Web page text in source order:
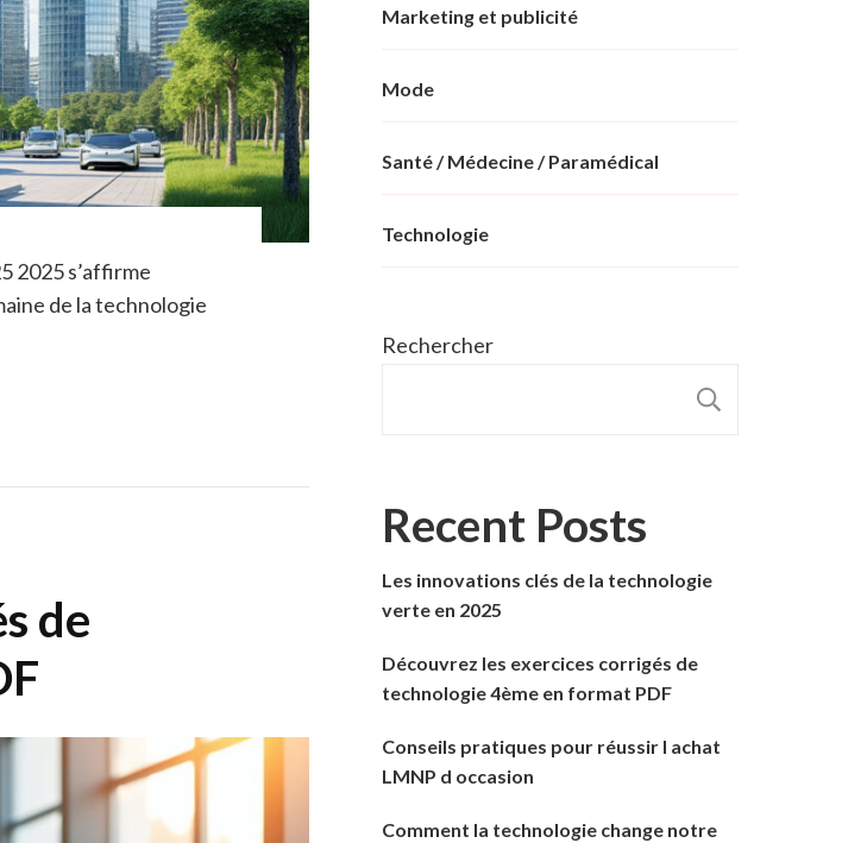
2025 s’affirme
de la technologie
de
Marketing et publicité
Mode
Santé / Médecine / Paramédical
Technologie
Rechercher
Recent Posts
Les innovations clés de la technologie
verte en 2025
Découvrez les exercices corrigés de
technologie 4ème en format PDF
Conseils pratiques pour réussir l achat
LMNP d occasion
Comment la technologie change notre